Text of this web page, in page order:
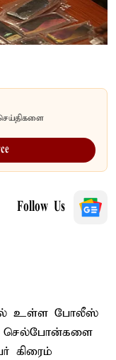
Follow Us
உள்ள போலீஸ்
செல்போன்களை
கிரைம்